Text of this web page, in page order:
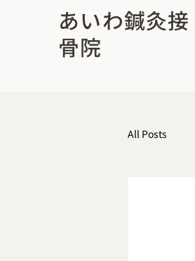
あいわ鍼灸接
骨院
All Posts